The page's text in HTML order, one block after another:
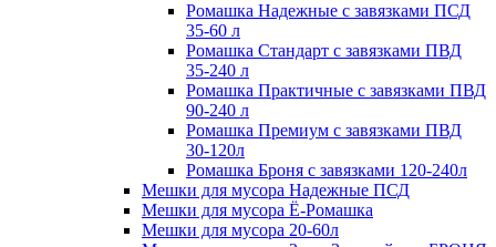
Ромашка Надежные с завязками ПСД
35-60 л
Ромашка Стандарт с завязками ПВД
35-240 л
Ромашка Практичные с завязками ПВД
90-240 л
Ромашка Премиум с завязками ПВД
30-120л
Ромашка Броня с завязками 120-240л
Мешки для мусора Надежные ПСД
Мешки для мусора Ё-Ромашка
Мешки для мусора 20-60л